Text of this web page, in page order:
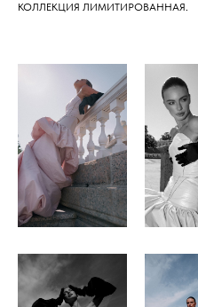
КОЛЛЕКЦИЯ ЛИМИТИРОВАННАЯ.